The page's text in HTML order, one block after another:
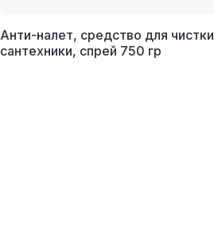
Анти-налет, средство для чистки
сантехники, спрей 750 гр